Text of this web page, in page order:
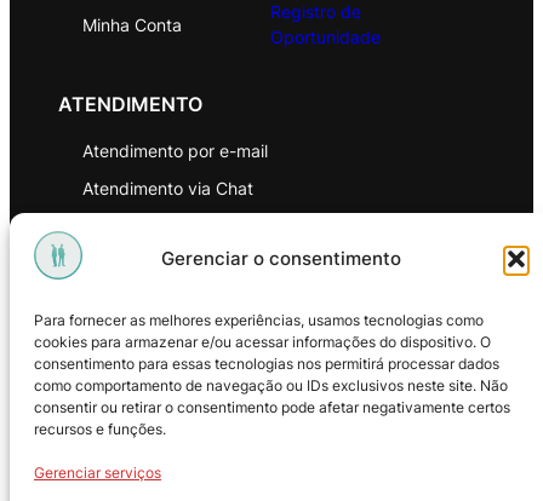
Gerenciar o consentimento
Para fornecer as melhores experiências, usamos tecnologias como
cookies para armazenar e/ou acessar informações do dispositivo. O
consentimento para essas tecnologias nos permitirá processar dados
como comportamento de navegação ou IDs exclusivos neste site. Não
consentir ou retirar o consentimento pode afetar negativamente certos
recursos e funções.
Gerenciar serviços
Minha Conta
Registro de
Oportunidade
ATENDIMENTO
Atendimento por e-mail
Atendimento via Chat
Política de Privacidade
Política de Troca e Devoluções
Política de Reembolso